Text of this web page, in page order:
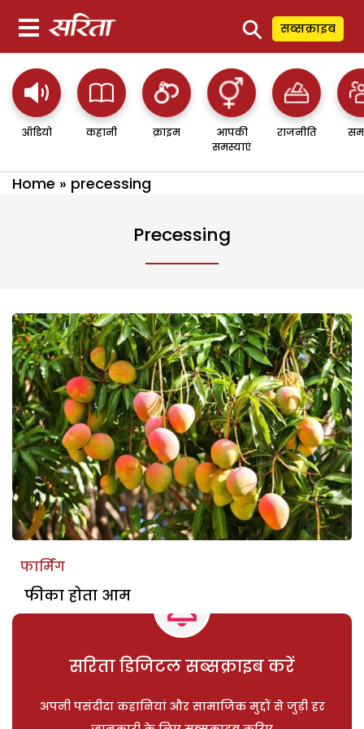
⚲ सब्सक्राइब
ऑडियो कहानी क्राइम
आपकी
समस्याएं
राजनीति
Home » precessing
Precessing
फार्मिंग
फीका होता आम
सरिता डिजिटल सब्सक्राइब करें
अपनी पसंदीदा कहानियां और सामाजिक मुद्दों से जुड़ी हर